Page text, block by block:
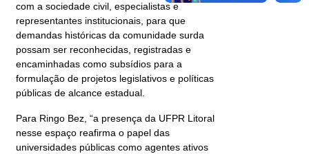
com a sociedade civil, especialistas e
representantes institucionais, para que
demandas históricas da comunidade surda
possam ser reconhecidas, registradas e
encaminhadas como subsídios para a
formulação de projetos legislativos e políticas
públicas de alcance estadual.
Para Ringo Bez, “a presença da UFPR Litoral
nesse espaço reafirma o papel das
universidades públicas como agentes ativos